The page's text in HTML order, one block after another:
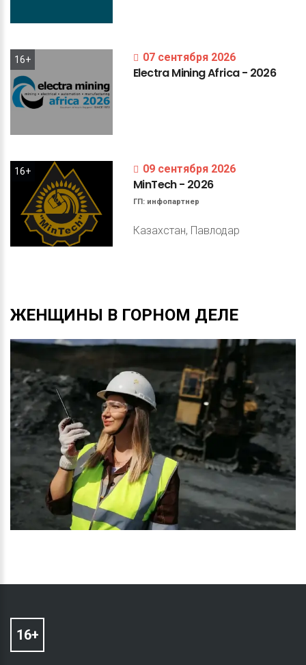
16+ 07 сентября 2026
ElectraMiningAfrica- 2026
16+ 09 сентября 2026
MinTech- 2026
ГП: инфопартнер
Казахстан, Павлодар
ЖЕНЩИНЫ В ГОРНОМ ДЕЛЕ